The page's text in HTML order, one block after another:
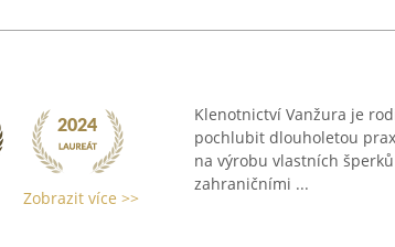
Zobrazit více >>
Klenotnictví Vanžura je
pochlubit dlouholetou
na výrobu vlastních
zahraničními ...